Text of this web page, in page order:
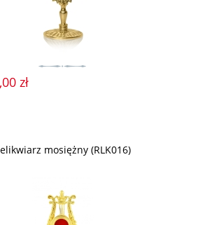
zł
mosiężny (RLK016)